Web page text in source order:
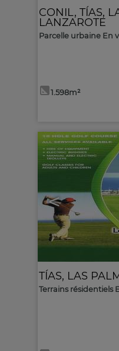
CONIL , TÍAS,
LANZAROTE
Parcelle urbaine En
1.598m²
<
TÍAS, LAS
Terrains résidentiels